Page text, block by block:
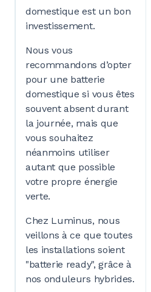
domestique est un bon
investissement.
Nous vous
recommandons d’opter
pour une batterie
domestique si vous êtes
souvent absent durant
la journée, mais que
vous souhaitez
néanmoins utiliser
autant que possible
votre propre énergie
verte.
Chez Luminus, nous
veillons à ce que toutes
les installations soient
"batterie ready", grâce à
nos onduleurs hybrides.